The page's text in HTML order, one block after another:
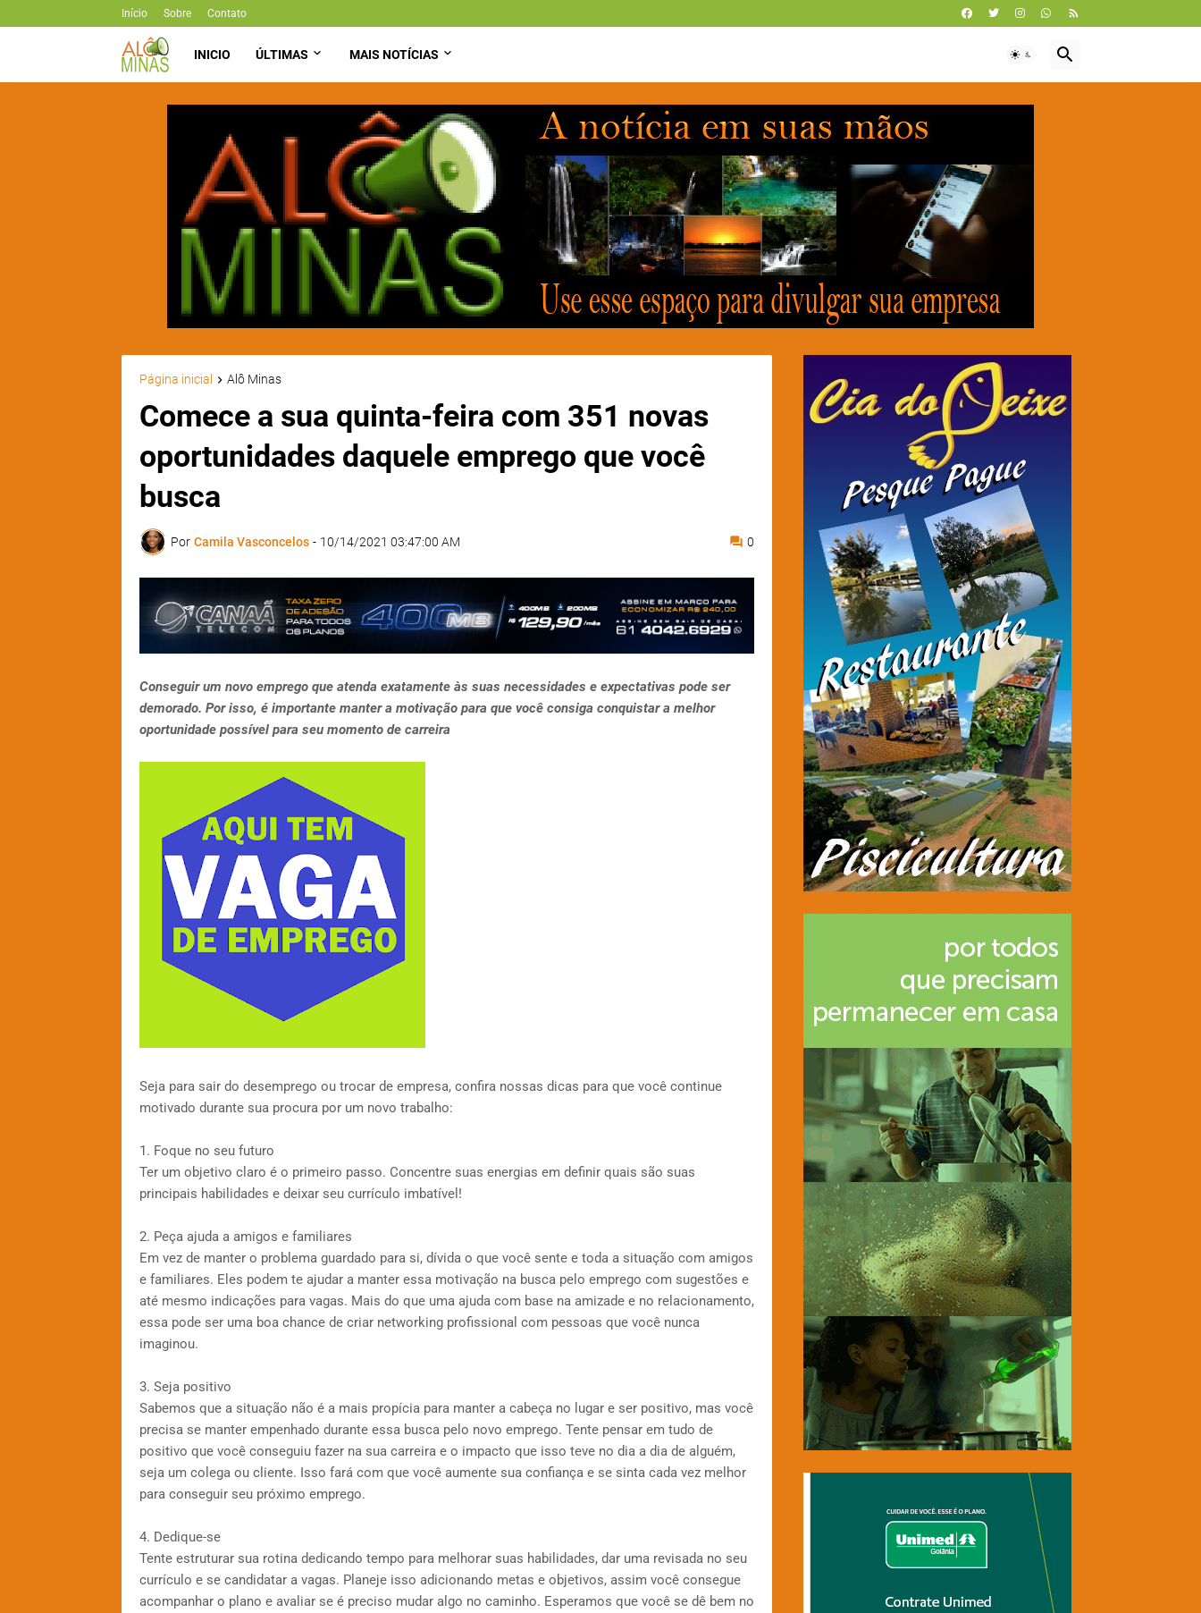
Início Sobre Contato
INICIO ÚLTIMAS MAIS NOTÍCIAS
Página inicial Alô Minas
Comece a sua quinta-feira com 351 novas
oportunidades daquele emprego que você
busca
Por Camila Vasconcelos - 10/14/2021 03:47:00 AM 0
Conseguir um novo emprego que atenda exatamente às suas necessidades e expectativas pode ser
demorado. Por isso, é importante manter a motivação para que você consiga conquistar a melhor
oportunidade possível para seu momento de carreira
Seja para sair do desemprego ou trocar de empresa, confira nossas dicas para que você continue
motivado durante sua procura por um novo trabalho:
1. Foque no seu futuro
Ter um objetivo claro é o primeiro passo. Concentre suas energias em definir quais são suas
principais habilidades e deixar seu currículo imbatível!
2. Peça ajuda a amigos e familiares
Em vez de manter o problema guardado para si, dívida o que você sente e toda a situação com amigos
e familiares. Eles podem te ajudar a manter essa motivação na busca pelo emprego com sugestões e
até mesmo indicações para vagas. Mais do que uma ajuda com base na amizade e no relacionamento,
essa pode ser uma boa chance de criar networking profissional com pessoas que você nunca
imaginou.
3. Seja positivo
Sabemos que a situação não é a mais propícia para manter a cabeça no lugar e ser positivo, mas você
precisa se manter empenhado durante essa busca pelo novo emprego. Tente pensar em tudo de
positivo que você conseguiu fazer na sua carreira e o impacto que isso teve no dia a dia de alguém,
seja um colega ou cliente. Isso fará com que você aumente sua confiança e se sinta cada vez melhor
para conseguir seu próximo emprego.
4. Dedique-se
Tente estruturar sua rotina dedicando tempo para melhorar suas habilidades, dar uma revisada no seu
currículo e se candidatar a vagas. Planeje isso adicionando metas e objetivos, assim você consegue
acompanhar o plano e avaliar se é preciso mudar algo no caminho. Esperamos que você se dê bem no